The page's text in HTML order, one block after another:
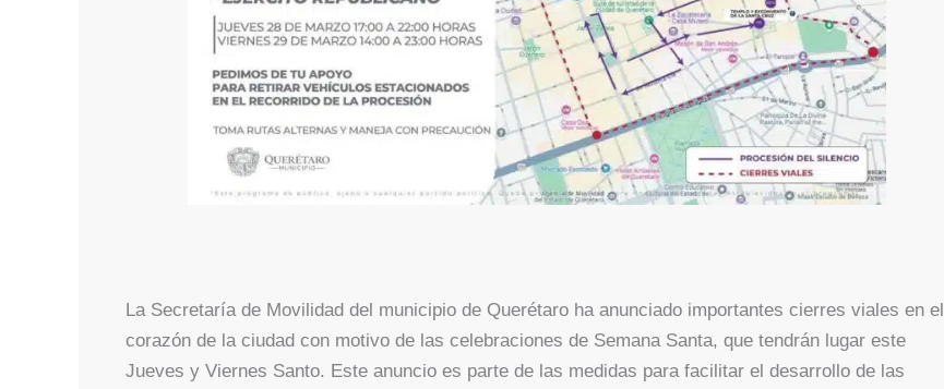
La Secretaría de Movilidad del municipio de Querétaro ha anunciado importantes cierres viales en el
corazón de la ciudad con motivo de las celebraciones de Semana Santa, que tendrán lugar este
Jueves y Viernes Santo. Este anuncio es parte de las medidas para facilitar el desarrollo de las